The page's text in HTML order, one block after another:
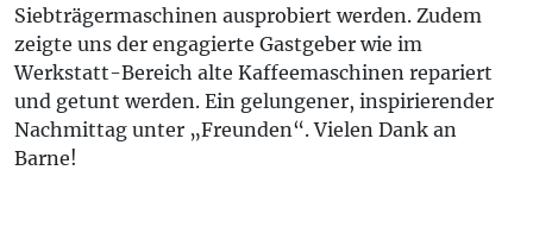
Siebträgermaschinen ausprobiert werden. Zudem
zeigte uns der engagierte Gastgeber wie im
Werkstatt-Bereich alte Kaffeemaschinen repariert
und getunt werden. Ein gelungener, inspirierender
Nachmittag unter „Freunden“. Vielen Dank an
Barne!